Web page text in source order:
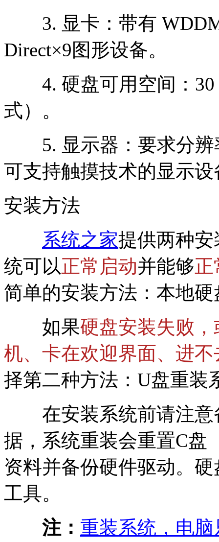
3. 显卡：带有 WDDM
Direct×9图形设备。
4. 硬盘可用空间：30
式）。
5. 显示器：要求分辨
可支持触摸技术的显示设
安装方法
系统之家提供两种安
统可以正常启动并能够正
简单的安装方法：本地
如果硬盘安装失败
机、卡在欢迎界面、进
择第二种方法：U盘重装
在安装系统前请注意
据，系统重装会重置C盘
资料并备份硬件驱动。
工具。
注： 重装系统，电